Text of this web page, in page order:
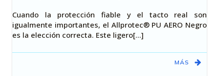
Cuando la protección fiable y el tacto real son
igualmente importantes, el Allprotec® PU AERO Negro
es la elección correcta. Este ligero[…]
MÁS